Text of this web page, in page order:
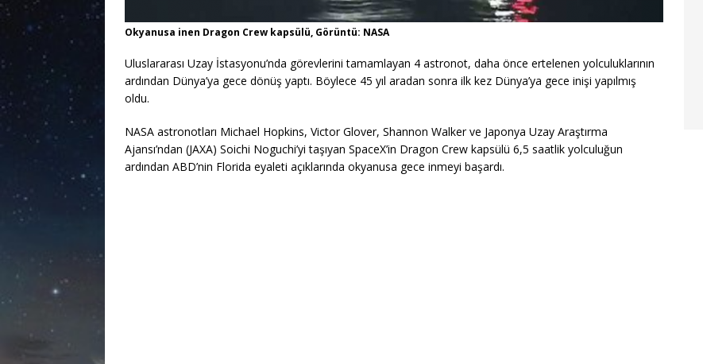
Okyanusa inen Dragon Crew kapsülü, Görüntü: NASA
Uluslararası Uzay İstasyonu’nda görevlerini tamamlayan 4 astronot, daha önce ertelenen yolculuklarının
ardından Dünya’ya gece dönüş yaptı. Böylece 45 yıl aradan sonra ilk kez Dünya’ya gece inişi yapılmış
oldu.
NASA astronotları Michael Hopkins, Victor Glover, Shannon Walker ve Japonya Uzay Araştırma
Ajansı’ndan (JAXA) Soichi Noguchi’yi taşıyan SpaceX’in Dragon Crew kapsülü 6,5 saatlik yolculuğun
ardından ABD’nin Florida eyaleti açıklarında okyanusa gece inmeyi başardı.